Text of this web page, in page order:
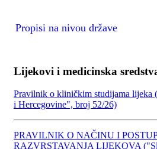
Propisi na nivou države
Lijekovi i medicinska
Pravilnik o kliničkim studijama lijeka
i Hercegovine", broj 52/26)
PRAVILNIK O NAČINU I
RAZVRSTAVANJA LIJEKOVA